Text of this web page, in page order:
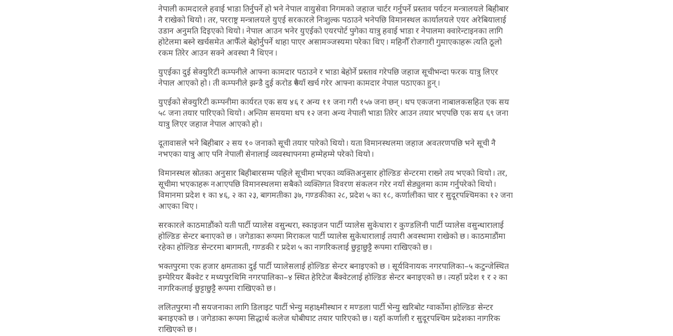
नेपाली कामदारले हवाई भाडा तिर्नुपर्ने हो भने नेपाल वायुसेवा निगमको जहाज चार्टर गर्नुपर्ने प्रस्ताव पर्यटन मन्त्रालयले बिहीबार
नै राखेको थियो । तर, परराष्ट्र मन्त्रालयले युएई सरकारले निःशुल्क पठाउने भनेपछि विमानस्थल कार्यालयले एयर अरेबियालाई
उडान अनुमति दिइएको थियो । नेपाल आउन भनेर युएईको एयरपोर्ट पुगेका यात्रु हवाई भाडा र नेपालमा क्वारेन्टाइनका लागि
होटेलमा बस्ने खर्चसमेत आफैँले बेहोर्नुपर्ने थाहा पाएर असामञ्जस्यमा परेका थिए । महिनौँ रोजगारी गुमाएकाहरू त्यति ठूलो
रकम तिरेर आउन सक्ने अवस्था नै थिएन ।
युएईका दुई सेक्युरिटी कम्पनीले आफ्ना कामदार पठाउने र भाडा बेहोर्ने प्रस्ताव गरेपछि जहाज सूचीभन्दा फरक यात्रु लिएर
नेपाल आएको हो । ती कम्पनीले झन्डै दुई करोड रुपैयाँ खर्च गरेर आफ्ना कामदार नेपाल पठाएका हुन् ।
युएईको सेक्युरिटी कम्पनीमा कार्यरत एक सय ४६ र अन्य ११ जना गरी १५७ जना छन् । थप एकजना नाबालकसहित एक सय
५८ जना तयार पारिएको थियो । अन्तिम समयमा थप १२ जना अन्य नेपाली भाडा तिरेर आउन तयार भएपछि एक सय ६९ जना
यात्रु लिएर जहाज नेपाल आएको हो ।
दूतावासले भने बिहीबार २ सय १० जनाको सूची तयार पारेको थियो । यता विमानस्थलमा जहाज अवतरणपछि भने सूची नै
नभएका यात्रु आए पनि नेपाली सेनालाई व्यवस्थापनमा हम्मेहम्मे परेको थियो ।
विमानस्थल स्रोतका अनुसार बिहीबारसम्म पहिले सूचीमा भएका व्यक्तिअनुसार होल्डिङ सेन्टरमा राख्ने तय भएको थियो । तर,
सूचीमा भएकाहरू नआएपछि विमानस्थलमा सबैको व्यक्तिगत विवरण संकलन गरेर नयाँ सेड्युलमा काम गर्नुपरेको थियो ।
विमानमा प्रदेश १ का ४६, २ का २३, बागमतीका ३७, गण्डकीका २८, प्रदेश ५ का १८, कर्णालीका चार र सुदूरपश्चिमका १२ जना
आएका थिए ।
सरकारले काठमाडौंको यती पार्टी प्यालेस वसुन्धरा, स्काइजन पार्टी प्यालेस सुकेधारा र कुण्डलिनी पार्टी प्यालेस वसुन्धारालाई
होल्डिङ सेन्टर बनाएको छ । जगेडाका रूपमा मिराकल पार्टी प्यालेस सुकेधारालाई तयारी अवस्थामा राखेको छ । काठमाडौंमा
रहेका होल्डिङ सेन्टरमा बागमती, गण्डकी र प्रदेश ५ का नागरिकलाई छुट्टाछुट्टै रूपमा राखिएको छ ।
भक्तपुरमा एक हजार क्षमताका दुई पार्टी प्यालेसलाई होल्डिङ सेन्टर बनाइएको छ । सूर्यविनायक नगरपालिका–५ कटुन्जेस्थित
इम्पेरियर बैंक्वेट र मध्यपुरथिमि नगरपालिका–४ स्थित हेरिटेज बैंक्वेटलाई होल्डिङ सेन्टर बनाइएको छ । त्यहाँ प्रदेश १ र २ का
नागरिकलाई छुट्टाछुट्टै रूपमा राखिएको छ ।
ललितपुरमा नौ सयजनाका लागि डिलाइट पार्टी भेन्यु महाक्ष्मीस्थान र मण्डला पार्टी भेन्यु खरिबोट ग्वार्काेमा होल्डिङ सेन्टर
बनाइएको छ । जगेडाका रूपमा सिद्धार्थ कलेज धोबीघाट तयार पारिएको छ । यहाँ कर्णाली र सुदूरपश्चिम प्रदेशका नागरिक
राखिएको छ ।